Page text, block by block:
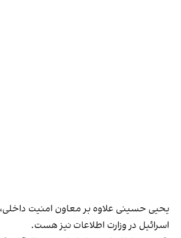
یحیی حسینی علاوه بر معاون امنیت
اسرائیل در وزارت اطلاعات نیز هست.